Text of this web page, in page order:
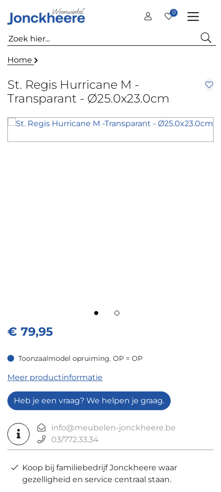
0
Home
St. Regis Hurricane M -
Transparant - Ø25.0x23.0cm
€ 79,95
Toonzaalmodel opruiming. OP = OP
Toonzaalmodel opruiming. OP = OP
Meer productinformatie
Heb je een vraag? We helpen je graag.
info@meubelen-jonckheere.be
03/772.33.34
Koop bij familiebedrijf Jonckheere waar
gezelligheid en service centraal staan.